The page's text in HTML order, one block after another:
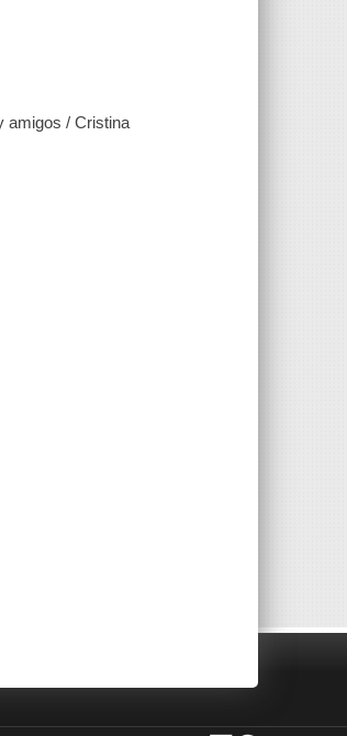
amigos / Cristina